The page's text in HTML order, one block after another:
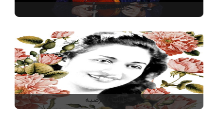
خاطرات گذشته
خاطرات / مرضیه